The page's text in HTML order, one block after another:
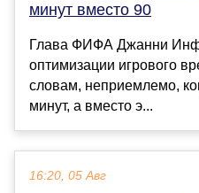
минут вместо 90
Глава ФИФА Джанни
оптимизации игрового
словам, неприемлемо,
минут, а вместо э...
16:20, 05 Авг